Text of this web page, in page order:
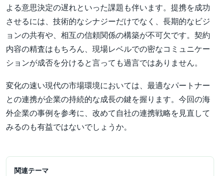
よる意思決定の遅れといった課題も伴います。提携を成功
させるには、技術的なシナジーだけでなく、長期的なビジ
ョンの共有や、相互の信頼関係の構築が不可欠です。契約
内容の精査はもちろん、現場レベルでの密なコミュニケー
ションが成否を分けると言っても過言ではありません。
変化の速い現代の市場環境においては、最適なパートナー
との連携が企業の持続的な成長の鍵を握ります。今回の海
外企業の事例を参考に、改めて自社の連携戦略を見直して
みるのも有益ではないでしょうか。
関連テーマ